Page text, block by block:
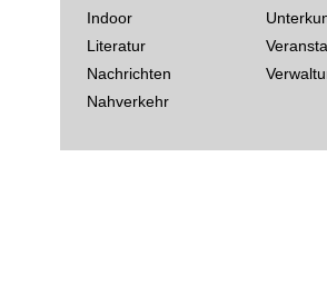
Indoor
Literatur
Nachrichten
Nahverkehr